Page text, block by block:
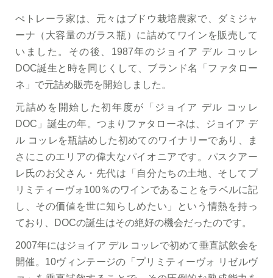
ぺトレーラ家は、元々はブドウ栽培農家で、ダミジャ
ーナ（大容量のガラス瓶）に詰めてワインを販売して
いました。その後、1987年のジョイア デル コッレ
DOC誕生と時を同じくして、ブランド名「ファタロー
ネ」で元詰め販売を開始しました。
元詰めを開始した初年度が「ジョイア デル コッレ
DOC」誕生の年。つまりファタローネは、ジョイア デ
ル コッレを瓶詰めした初めてのワイナリーであり、ま
さにこのエリアの偉大なパイオニアです。パスクアー
レ氏のお父さん・先代は「自分たちの土地、そしてプ
リミティーヴォ100％のワインであることをラベルに記
し、その価値を世に知らしめたい」という情熱を持っ
ており、DOCの誕生はその絶好の機会だったのです。
2007年にはジョイア デル コッレで初めて垂直試飲会を
開催。10ヴィンテージの「プリミティーヴォ リゼルヴ